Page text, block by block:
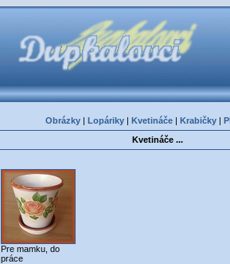
Obrázky| Lopáriky| Kvetináče| Krabičky|
Kvetináče ...
Pre mamku, do
práce